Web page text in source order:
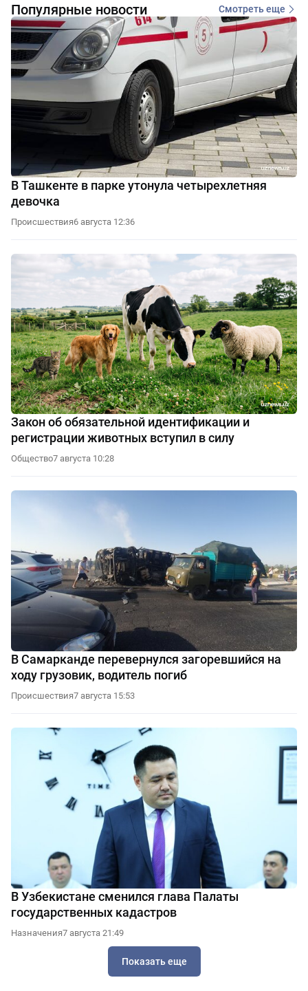
Популярные новости Смотреть еще
В Ташкенте в парке утонула четырехлетняя
девочка
Происшествия6 августа 12:36
Закон об обязательной идентификации и
регистрации животных вступил в силу
Общество7 августа 10:28
В Самарканде перевернулся загоревшийся на
ходу грузовик, водитель погиб
Происшествия7 августа 15:53
В Узбекистане сменился глава Палаты
государственных кадастров
Назначения7 августа 21:49
Показать еще